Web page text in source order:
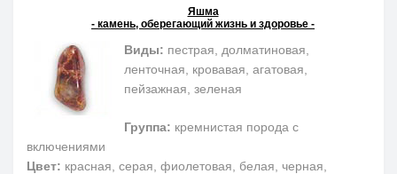
Яшма
- камень, оберегающий жизнь и здоровье -
Виды: пестрая, долматиновая,
ленточная, кровавая, агатовая,
пейзажная, зеленая
Группа: кремнистая порода с
включениями
Цвет: красная, серая, фиолетовая, белая, черная,